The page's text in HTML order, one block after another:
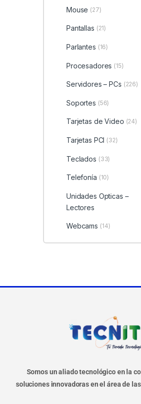
Mouse (27)
Pantallas (21)
Parlantes (16)
Procesadores (15)
Servidores – PCs (226)
Soportes (56)
Tarjetas de Video (24)
Tarjetas PCI (32)
Teclados (33)
Telefonía (10)
Unidades Opticas –
Lectores
Webcams (14)
Somos un aliado tecnológico en la
soluciones innovadoras en el área de